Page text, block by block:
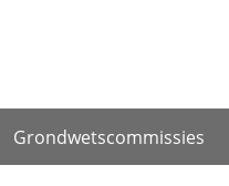
Grondwets­commissies